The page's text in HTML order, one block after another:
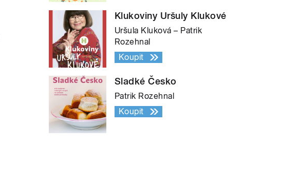
Klukoviny Uršuly Klukové
Uršula Kluková – Patrik
Rozehnal
Koupit
Sladké Česko
Patrik Rozehnal
Koupit